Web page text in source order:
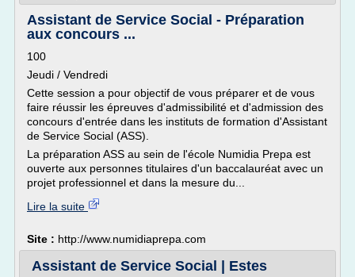
Assistant de Service Social - Préparation
aux concours ...
100
Jeudi / Vendredi
Cette session a pour objectif de vous préparer et de vous
faire réussir les épreuves d'admissibilité et d'admission des
concours d'entrée dans les instituts de formation d'Assistant
de Service Social (ASS).
La préparation ASS au sein de l'école Numidia Prepa est
ouverte aux personnes titulaires d'un baccalauréat avec un
projet professionnel et dans la mesure du...
Lire la suite
Site : http://www.numidiaprepa.com
Assistant de Service Social | Estes